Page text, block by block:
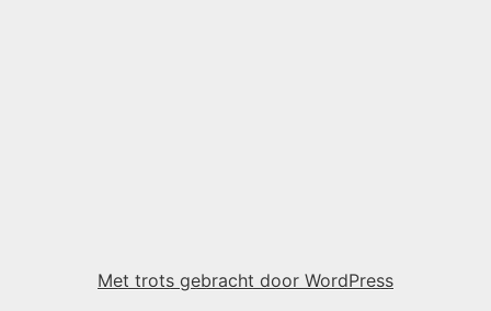
Met trots gebracht door WordPress